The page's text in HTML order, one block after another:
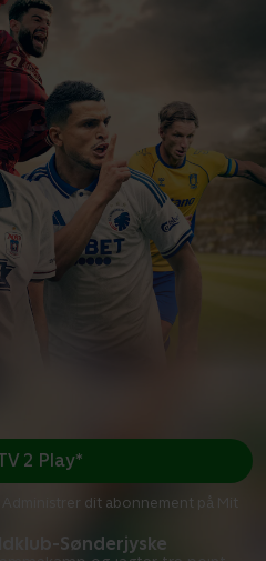
Sønderjyske
2 Play*
dit abonnement på Mit